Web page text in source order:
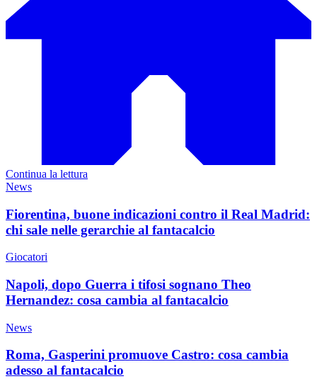
Continua la lettura
News
Fiorentina, buone indicazioni contro il Real Madrid:
chi sale nelle gerarchie al fantacalcio
Giocatori
Napoli, dopo Guerra i tifosi sognano Theo
Hernandez: cosa cambia al fantacalcio
News
Roma, Gasperini promuove Castro: cosa cambia
adesso al fantacalcio